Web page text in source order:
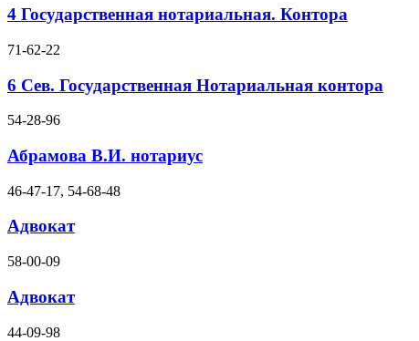
4 Государственная нотариальная. Контора
71-62-22
6 Сев. Государственная Нотариальная контора
54-28-96
Абрамова В.И. нотариус
46-47-17, 54-68-48
Адвокат
58-00-09
Адвокат
44-09-98